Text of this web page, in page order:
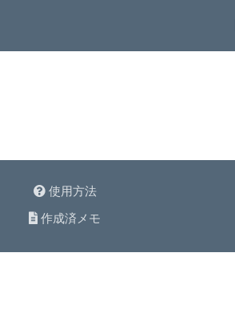
使用方法
作成済メモ